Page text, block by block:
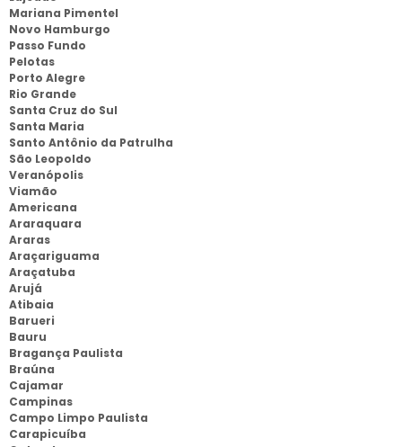
Mariana Pimentel
Novo Hamburgo
Passo Fundo
Pelotas
Porto Alegre
Rio Grande
Santa Cruz do Sul
Santa Maria
Santo Antônio da Patrulha
São Leopoldo
Veranópolis
Viamão
Americana
Araraquara
Araras
Araçariguama
Araçatuba
Arujá
Atibaia
Barueri
Bauru
Bragança Paulista
Braúna
Cajamar
Campinas
Campo Limpo Paulista
Carapicuíba